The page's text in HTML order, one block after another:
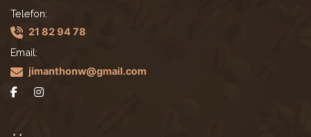
Telefon:
21 82 94 78
Email:
jimanthonw@gmail.com